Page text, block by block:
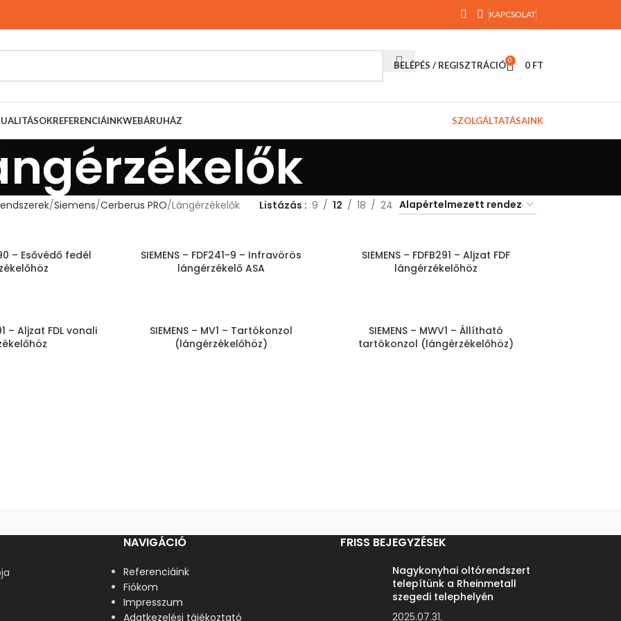
KAPCSOLAT
BELÉPÉS / REGISZTRÁCIÓ 0 0 FT
REFERENCIÁINKWEBÁRUHÁZ SZOLGÁLTATÁSAINK
Siemens Cerberus PRO Lángérzékelők Listázás 9 12 18 24
– Esővédő fedél
SIEMENS – FDF241-9 – Infravörös
lángérzékelő ASA
SIEMENS – FDFB291 – Aljzat FDF
lángérzékelőhöz
– Aljzat FDL vonali
SIEMENS – MV1 – Tartókonzol
(lángérzékelőhöz)
SIEMENS – MWV1 – Állítható
tartókonzol (lángérzékelőhöz)
NAVIGÁCIÓ
Referenciáink
Fiókom
Impresszum
Adatkezelési tájékoztató
FRISS BEJEGYZÉSEK
Nagykonyhai oltórendszert
telepítünk a Rheinmetall
szegedi telephelyén
2025.07.31.